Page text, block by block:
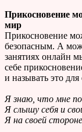
Прикосновение
мир
Прикосновение
безопасным. А
занятиях онлайн
себе
и называть это для
Я знаю, что мне
Я слышу себя и
Я на своей стороне